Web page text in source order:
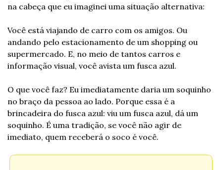
na cabeça que eu imaginei uma situação alternativa:
Você está viajando de carro com os amigos. Ou
andando pelo estacionamento de um shopping ou
supermercado. E, no meio de tantos carros e
informação visual, você avista um fusca azul.
O que você faz? Eu imediatamente daria um soquinho
no braço da pessoa ao lado. Porque essa é a
brincadeira do fusca azul: viu um fusca azul, dá um
soquinho. É uma tradição, se você não agir de
imediato, quem receberá o soco é você.